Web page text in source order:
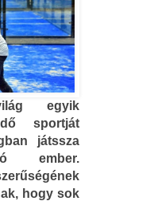
egyik
sportját
játssza
ember.
hogy sok